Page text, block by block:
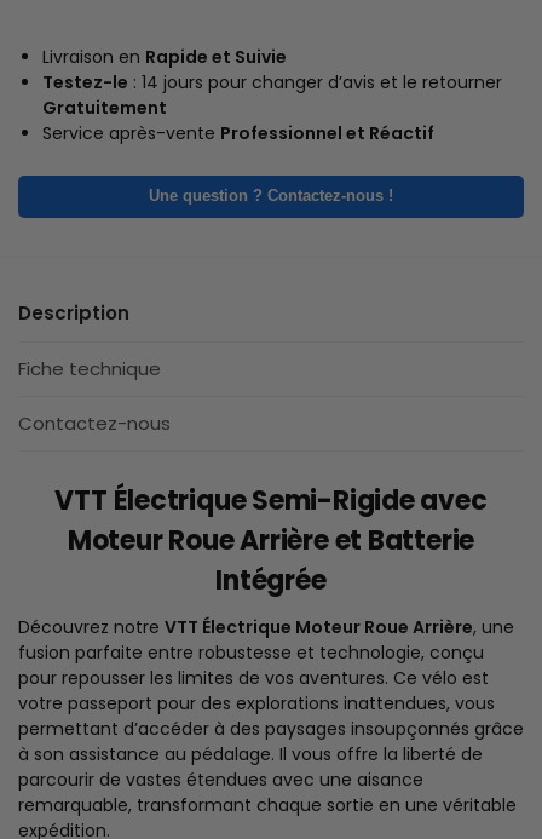
Livraison en Rapide et Suivie
Testez-le : 14 jours pour changer d’avis et le retourner
Gratuitement
Service après-vente Professionnel et Réactif
Une question ? Contactez-nous !
Description
Fiche technique
Contactez-nous
VTT Électrique Semi-Rigide avec
Moteur Roue Arrière et Batterie
Intégrée
Découvrez notre VTT Électrique Moteur Roue Arrière, une
fusion parfaite entre robustesse et technologie, conçu
pour repousser les limites de vos aventures. Ce vélo est
votre passeport pour des explorations inattendues, vous
permettant d’accéder à des paysages insoupçonnés grâce
à son assistance au pédalage. Il vous offre la liberté de
parcourir de vastes étendues avec une aisance
remarquable, transformant chaque sortie en une véritable
expédition.